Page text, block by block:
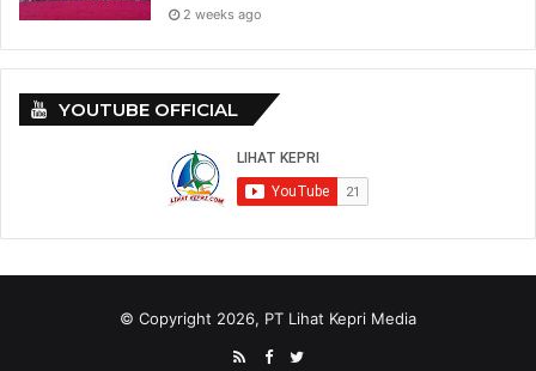
Tags Bupati Karimun
Kantongi Restu DPP Partai Golkar
2 weeks ago
YOUTUBE OFFICIAL
© Copyright 2026, PT Lihat Kepri Media